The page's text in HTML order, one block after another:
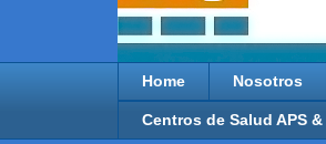
Home Nosotros
Centros de Salud APS &